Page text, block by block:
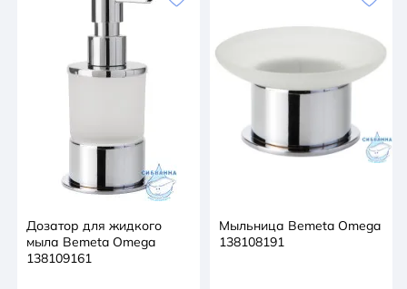
Дозатор для жидкого
мыла Bemeta Omega
138109161
Мыльница Bemeta Omega
138108191